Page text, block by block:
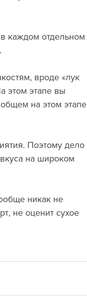
каждом отдельном
вроде «лук
этом этапе вы
на этом этапе
Поэтому дело
на широком
никак не
не оценит сухое